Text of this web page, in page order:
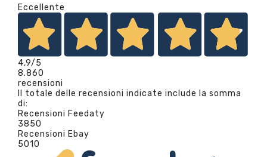
Eccellente
4,9/5
8.860
recensioni
Il totale delle recensioni indicate include la somma
di:
Recensioni Feedaty
3850
Recensioni Ebay
5010